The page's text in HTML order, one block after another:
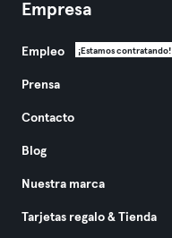
Empresa
Empleo ¡Estamos contratando!
Prensa
Contacto
Blog
Nuestra marca
Tarjetas regalo & Tienda